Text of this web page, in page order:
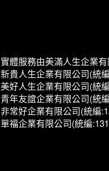
實體服務由美滿人生企業
新貴人生企業有限公司(統
美好人生企業有限公司(統
青年友誼企業有限公司(統
非常好企業有限公司(統編
單福企業有限公司(統編